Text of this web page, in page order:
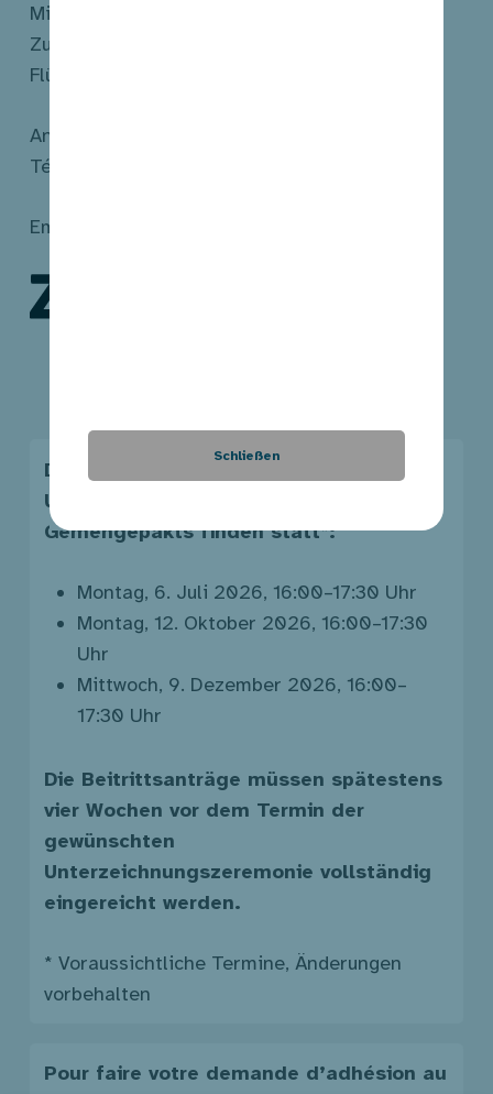
Ministeriums für Familie, Solidarität,
Zusammenleben und Unterbringung von
Flüchtlingen.
Anna KIRSCH
Tél.: 247-65772
Email:
Die nächsten
Unterzeichnungszeremonien des
Gemengepakts finden statt*:
Montag, 6. Juli 2026, 16:00–17:30 Uhr
Montag, 12. Oktober 2026, 16:00–17:30
Uhr
Mittwoch, 9. Dezember 2026, 16:00–
17:30 Uhr
Die Beitrittsanträge müssen spätestens
vier Wochen vor dem Termin der
gewünschten
Unterzeichnungszeremonie vollständig
eingereicht werden.
* Voraussichtliche Termine, Änderungen
vorbehalten
Pour faire votre demande d’adhésion au
Schließen